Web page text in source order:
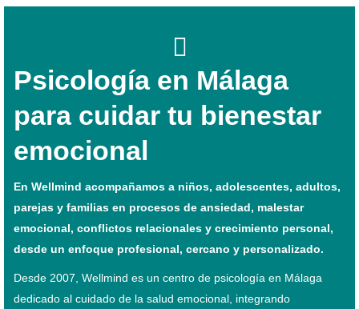
Psicología en Málaga
para cuidar tu bienestar
emocional
En Wellmind acompañamos a niños, adolescentes, adultos,
parejas y familias en procesos de ansiedad, malestar
emocional, conflictos relacionales y crecimiento personal,
desde un enfoque profesional, cercano y personalizado.
Desde 2007, Wellmind es un centro de psicología en Málaga
dedicado al cuidado de la salud emocional, integrando